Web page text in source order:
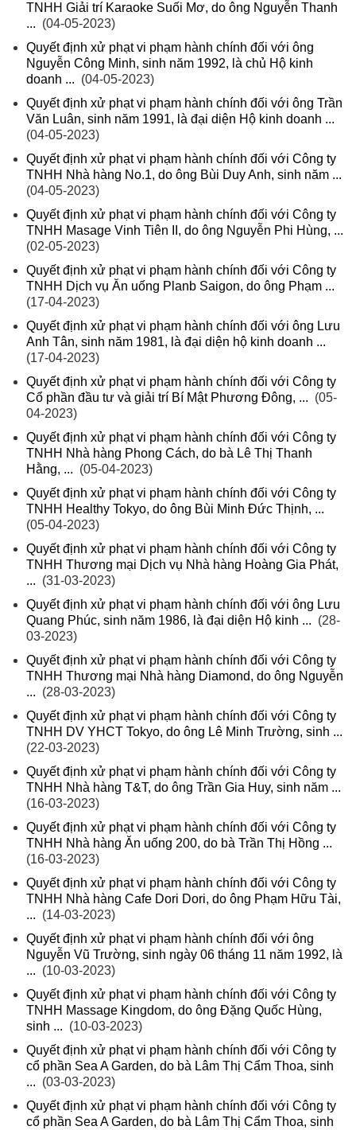
TNHH Giải trí Karaoke Suối Mơ, do ông Nguyễn Thanh
... (04-05-2023)
Quyết định xử phạt vi phạm hành chính đối với ông
Nguyễn Công Minh, sinh năm 1992, là chủ Hộ kinh
doanh ... (04-05-2023)
Quyết định xử phạt vi phạm hành chính đối với ông Trần
Văn Luân, sinh năm 1991, là đại diện Hộ kinh doanh ...
(04-05-2023)
Quyết định xử phạt vi phạm hành chính đối với Công ty
TNHH Nhà hàng No.1, do ông Bùi Duy Anh, sinh năm ...
(04-05-2023)
Quyết định xử phạt vi phạm hành chính đối với Công ty
TNHH Masage Vinh Tiên II, do ông Nguyễn Phi Hùng, ...
(02-05-2023)
Quyết định xử phạt vi phạm hành chính đối với Công ty
TNHH Dịch vụ Ăn uống Planb Saigon, do ông Phạm ...
(17-04-2023)
Quyết định xử phạt vi phạm hành chính đối với ông Lưu
Anh Tân, sinh năm 1981, là đại diện hộ kinh doanh ...
(17-04-2023)
Quyết định xử phạt vi phạm hành chính đối với Công ty
Cổ phần đầu tư và giải trí Bí Mật Phương Đông, ... (05-
04-2023)
Quyết định xử phạt vi phạm hành chính đối với Công ty
TNHH Nhà hàng Phong Cách, do bà Lê Thị Thanh
Hằng, ... (05-04-2023)
Quyết định xử phạt vi phạm hành chính đối với Công ty
TNHH Healthy Tokyo, do ông Bùi Minh Đức Thịnh, ...
(05-04-2023)
Quyết định xử phạt vi phạm hành chính đối với Công ty
TNHH Thương mại Dịch vụ Nhà hàng Hoàng Gia Phát,
... (31-03-2023)
Quyết định xử phạt vi phạm hành chính đối với ông Lưu
Quang Phúc, sinh năm 1986, là đại diện Hộ kinh ... (28-
03-2023)
Quyết định xử phạt vi phạm hành chính đối với Công ty
TNHH Thương mại Nhà hàng Diamond, do ông Nguyễn
... (28-03-2023)
Quyết định xử phạt vi phạm hành chính đối với Công ty
TNHH DV YHCT Tokyo, do ông Lê Minh Trường, sinh ...
(22-03-2023)
Quyết định xử phạt vi phạm hành chính đối với Công ty
TNHH Nhà hàng T&T, do ông Trần Gia Huy, sinh năm ...
(16-03-2023)
Quyết định xử phạt vi phạm hành chính đối với Công ty
TNHH Nhà hàng Ăn uống 200, do bà Trần Thị Hồng ...
(16-03-2023)
Quyết định xử phạt vi phạm hành chính đối với Công ty
TNHH Nhà hàng Cafe Dori Dori, do ông Phạm Hữu Tài,
... (14-03-2023)
Quyết định xử phạt vi phạm hành chính đối với ông
Nguyễn Vũ Trường, sinh ngày 06 tháng 11 năm 1992, là
... (10-03-2023)
Quyết định xử phạt vi phạm hành chính đối với Công ty
TNHH Massage Kingdom, do ông Đặng Quốc Hùng,
sinh ... (10-03-2023)
Quyết định xử phạt vi phạm hành chính đối với Công ty
cổ phần Sea A Garden, do bà Lâm Thị Cẩm Thoa, sinh
... (03-03-2023)
Quyết định xử phạt vi phạm hành chính đối với Công ty
cổ phần Sea A Garden, do bà Lâm Thị Cẩm Thoa, sinh